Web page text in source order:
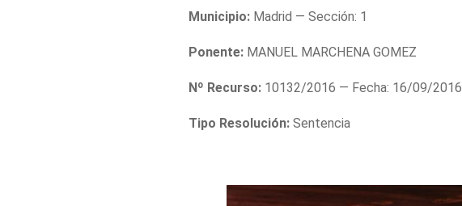
Municipio: Madrid — Sección: 1
Ponente: MANUEL MARCHENA GOMEZ
Nº Recurso: 10132/2016 — Fecha: 16/09/2016
Tipo Resolución: Sentencia